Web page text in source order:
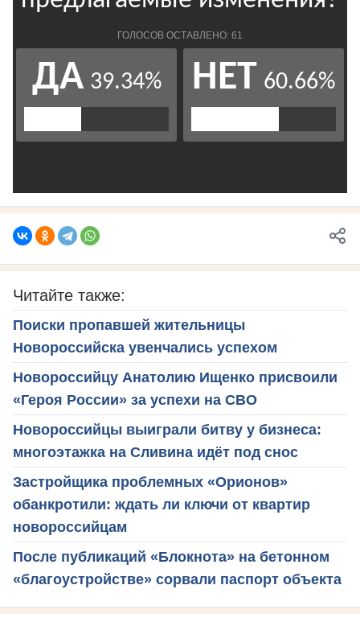
Читайте также:
Поиски пропавшей жительницы
Новороссийска увенчались успехом
Новороссийцу Анатолию Ищенко присвоили
«Героя России» за успехи на СВО
Новороссийцы выиграли битву у бизнеса:
многоэтажка на Сливина идёт под снос
Застройщика проблемных «Орионов»
обанкротили: ждать ли ключи от квартир
новороссийцам
После публикаций «Блокнота» на бетонном
«благоустройстве» сорвали паспорт объекта